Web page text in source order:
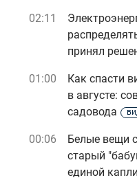
02:11
принял
01:00
Как спасти
в августе:
садовода
00:06
Белые вещи
старый
единой